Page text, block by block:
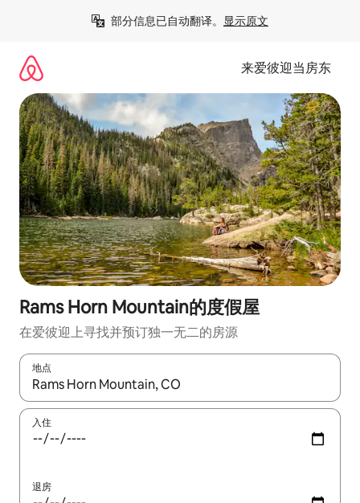
部分信息已自动翻译。 显示原文
来爱彼迎当房东
Rams Horn Mountain的度假屋
在爱彼迎上寻找并预订独一无二的房源
地点
如有搜索结果，请使用上下方向键查看，或通过点击或滑动手势
入住
退房